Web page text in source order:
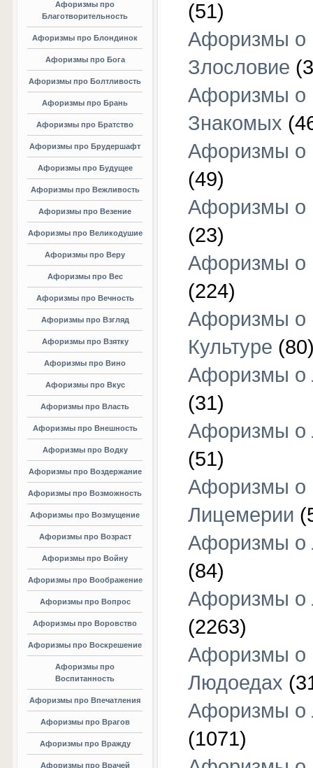
Афоризмы про
Благотворительность
Афоризмы про Блондинок
Афоризмы про Бога
Афоризмы про Болтливость
Афоризмы про Брань
Афоризмы про Братство
Афоризмы про Брудершафт
Афоризмы про Будущее
Афоризмы про Вежливость
Афоризмы про Везение
Афоризмы про Великодушие
Афоризмы про Веру
Афоризмы про Вес
Афоризмы про Вечность
Афоризмы про Взгляд
Афоризмы про Взятку
Афоризмы про Вино
Афоризмы про Вкус
Афоризмы про Власть
Афоризмы про Внешность
Афоризмы про Водку
Афоризмы про Воздержание
Афоризмы про Возможность
Афоризмы про Возмущение
Афоризмы про Возраст
Афоризмы про Войну
Афоризмы про Воображение
Афоризмы про Вопрос
Афоризмы про Воровство
Афоризмы про Воскрешение
Афоризмы про
Воспитанность
Афоризмы про Впечатления
Афоризмы про Врагов
Афоризмы про Вражду
Афоризмы про Врачей
(51)
Афоризмы о
Злословие
Афоризмы о
Знакомых
Афоризмы о
(49)
Афоризмы о
(23)
Афоризмы о
(224)
Афоризмы о
Культуре
Афоризмы о
(31)
Афоризмы о
(51)
Афоризмы о
Лицемерии
Афоризмы о
(84)
Афоризмы о
(2263)
Афоризмы о
Людоедах
Афоризмы о
(1071)